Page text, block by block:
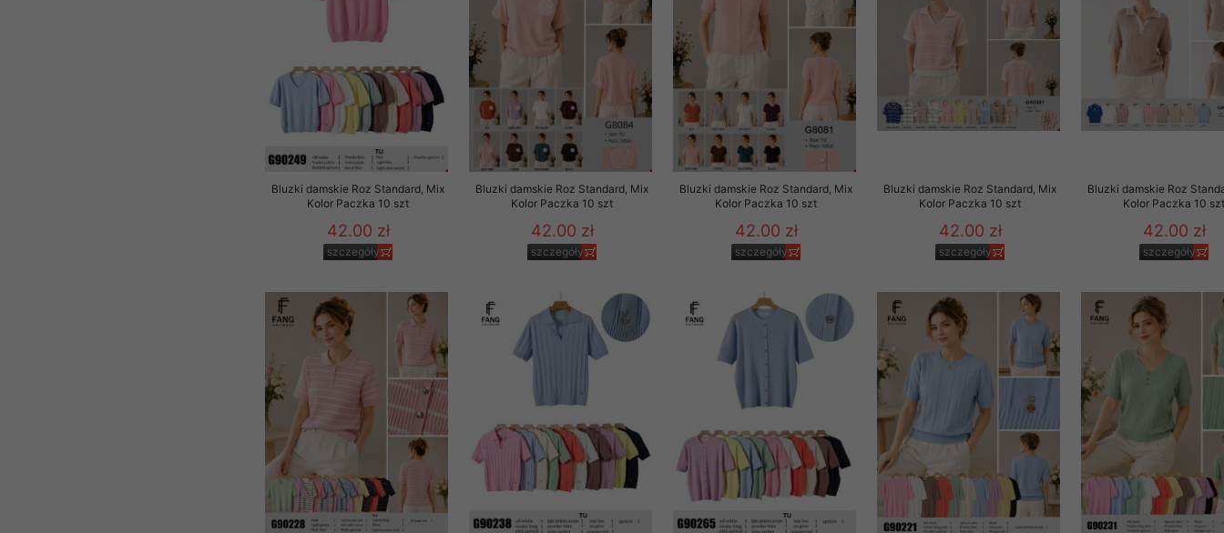
Bluzki damskie Roz Standard, Mix
Kolor Paczka 10 szt
42.00 zł
szczegóły
Bluzki damskie Roz Standard, Mix
Kolor Paczka 10 szt
42.00 zł
szczegóły
Bluzki damskie Roz Standard, Mix
Kolor Paczka 10 szt
42.00 zł
szczegóły
Bluzki damskie Roz Standard, Mix
Kolor Paczka 10 szt
42.00 zł
szczegóły
Bluzki damskie Roz
Kolor Paczka 10
42.00 zł
szczegóły